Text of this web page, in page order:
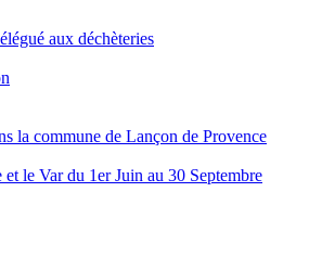
aux déchèteries
la commune de Lançon de Provence
le Var du 1er Juin au 30 Septembre